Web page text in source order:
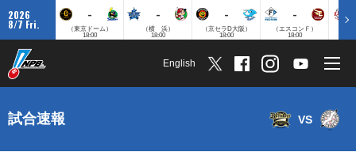
2026
8/7 Fri.
-
（東京ドーム）
18:00
-
（横 浜）
18:00
-
（京セラD大阪）
18:00
-
（エスコンＦ）
18:00
English
試合速報 VS